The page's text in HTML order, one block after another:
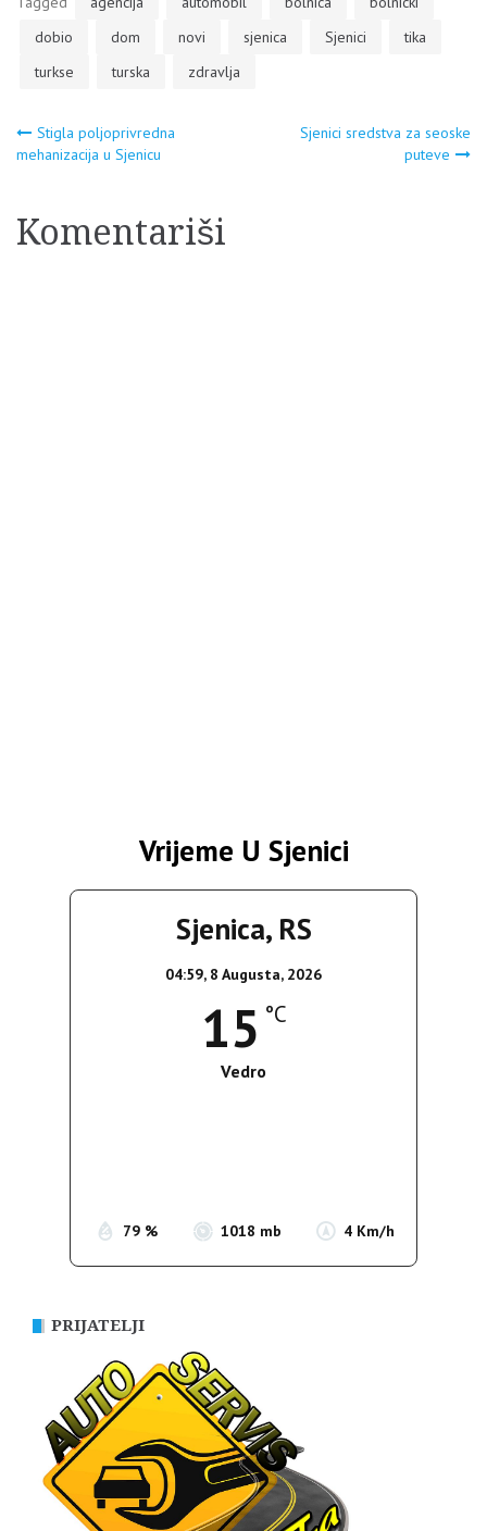
dobio
dom novi sjenica Sjenici
tika
turkse
turska zdravlja
Navigacija
Stigla poljoprivredna
mehanizacija u Sjenicu
Sjenici sredstva za seoske
puteve
Komentariši
Vrijeme U Sjenici
Sjenica, RS
04:59, 8 Augusta, 2026
15 °C
Vedro
79 % 1018 mb 4 Km/h
PRIJATELJI